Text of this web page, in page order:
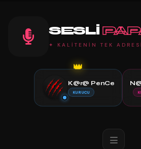
SESLI
✦ KALİTENİN TEK
👑
K@r@ PenCe
KURUCU